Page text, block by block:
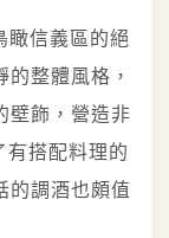
瞰信義區的絕
整體風格，
壁飾，營造非
有搭配料理的
的調酒也頗值